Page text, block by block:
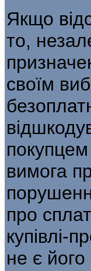
Якщо
то,
своїм
вимога
про
купівлі-
не є